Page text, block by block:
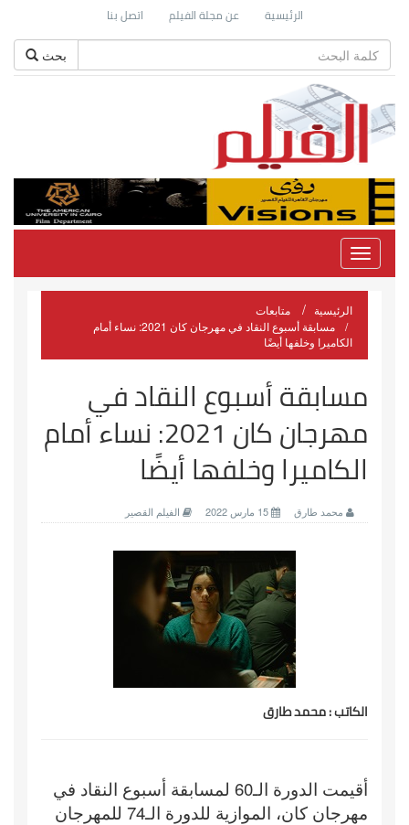
الرئيسية عن مجلة الفيلم اتصل بنا
بحث
Toggle
navigation
الرئيسية
متابعات
مسابقة أسبوع النقاد في مهرجان كان 2021: نساء أمام
الكاميرا وخلفها أيضًا
مسابقة أسبوع النقاد في
مهرجان كان 2021: نساء أمام
الكاميرا وخلفها أيضًا
محمد طارق الفيلم القصير
الكاتب : محمد طارق
أقيمت الدورة الـ60 لمسابقة أسبوع النقاد في
مهرجان كان، الموازية للدورة الـ74 للمهرجان